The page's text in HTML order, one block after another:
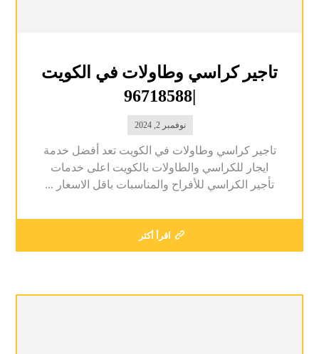
تاجير كراسي وطاولات في الكويت
|96718588
نوفمبر 2, 2024
تاجير كراسي وطاولات في الكويت تعد أفضل خدمة
ايجار للكراسي والطاولات بالكويت اعلى خدمات
تأجير الكراسي للأفراح والمناسبات باقل الاسعار ...
اقرأ أكثر